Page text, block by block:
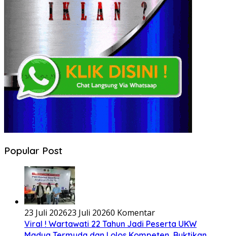
Popular Post
23 Juli 202623 Juli 20260 Komentar
Viral ! Wartawati 22 Tahun Jadi Peserta UKW